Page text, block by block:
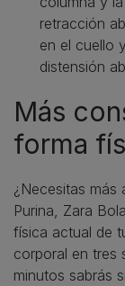
retracción
en el cuello
distensión
Más
forma
¿Necesitas más
Purina, Zara
física actual de
corporal en tres
minutos sabrás